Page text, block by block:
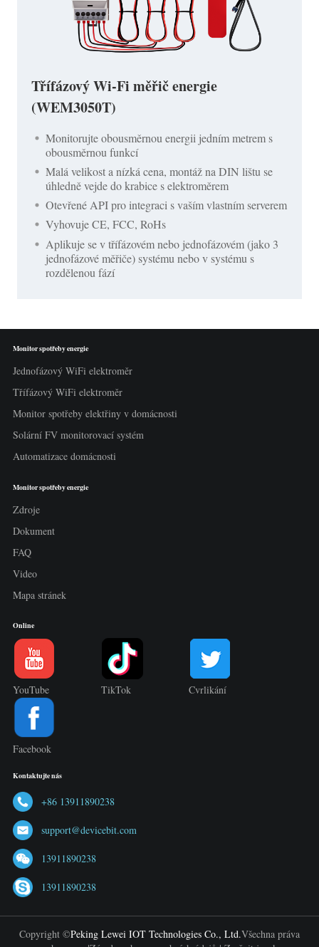
Třífázový Wi-Fi měřič energie
(WEM3050T)
Monitorujte obousměrnou energii jedním metrem s
obousměrnou funkcí
Malá velikost a nízká cena, montáž na DIN lištu se
úhledně vejde do krabice s elektroměrem
Otevřené API pro integraci s vaším vlastním serverem
Vyhovuje CE, FCC, RoHs
Aplikuje se v třífázovém nebo jednofázovém (jako 3
jednofázové měřiče) systému nebo v systému s
rozdělenou fází
Monitor spotřeby energie
Jednofázový WiFi elektroměr
Třífázový WiFi elektroměr
Monitor spotřeby elektřiny v domácnosti
Solární FV monitorovací systém
Automatizace domácnosti
Monitor spotřeby energie
Zdroje
Dokument
FAQ
Video
Mapa stránek
Online
YouTube TikTok Cvrlikání
Facebook
Kontaktujte nás
+86 13911890238
support@devicebit.com
13911890238
13911890238
Copyright ©Peking Lewei IOT Technologies Co., Ltd.Všechna práva